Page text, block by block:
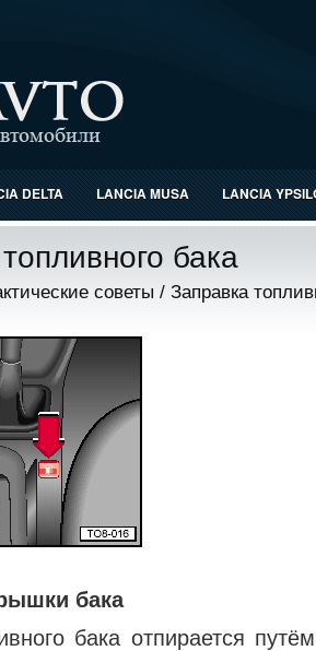
DELTA LANCIA MUSA LANCIA
бака
советы / Заправка
бака
бака отпирается